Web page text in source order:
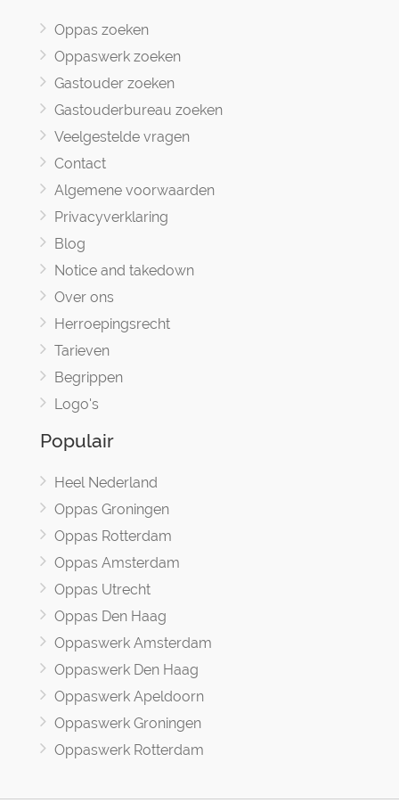
Oppas zoeken
Oppaswerk zoeken
Gastouder zoeken
Gastouderbureau zoeken
Veelgestelde vragen
Contact
Algemene voorwaarden
Privacyverklaring
Blog
Notice and takedown
Over ons
Herroepingsrecht
Tarieven
Begrippen
Logo's
Populair
Heel Nederland
Oppas Groningen
Oppas Rotterdam
Oppas Amsterdam
Oppas Utrecht
Oppas Den Haag
Oppaswerk Amsterdam
Oppaswerk Den Haag
Oppaswerk Apeldoorn
Oppaswerk Groningen
Oppaswerk Rotterdam